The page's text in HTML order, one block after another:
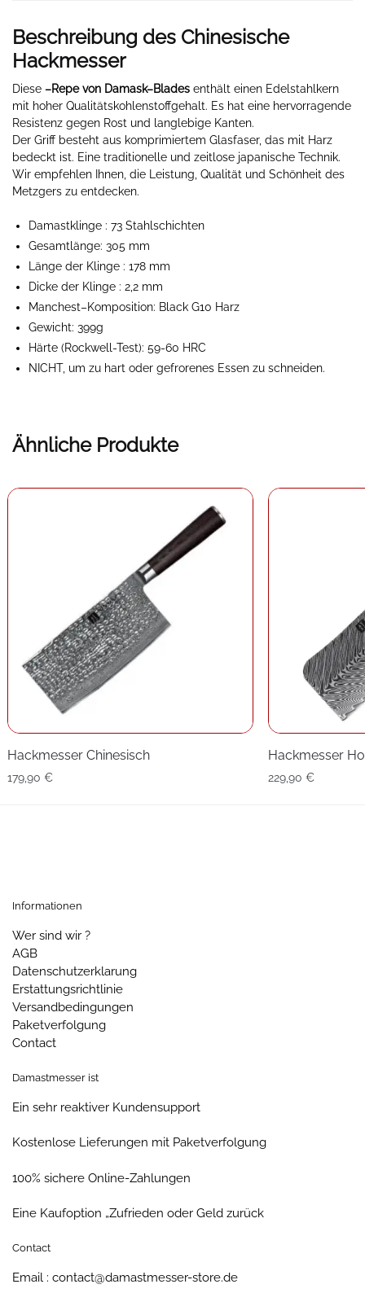
Beschreibung des Chinesische
Hackmesser
Diese –Repe von Damask–Blades enthält einen Edelstahlkern
mit hoher Qualitätskohlenstoffgehalt. Es hat eine hervorragende
Resistenz gegen Rost und langlebige Kanten.
Der Griff besteht aus komprimiertem Glasfaser, das mit Harz
bedeckt ist. Eine traditionelle und zeitlose japanische Technik.
Wir empfehlen Ihnen, die Leistung, Qualität und Schönheit des
Metzgers zu entdecken.
Damastklinge : 73 Stahlschichten
Gesamtlänge: 305 mm
Länge der Klinge : 178 mm
Dicke der Klinge : 2,2 mm
Manchest–Komposition: Black G10 Harz
Gewicht: 399g
Härte (Rockwell-Test): 59-60 HRC
NICHT, um zu hart oder gefrorenes Essen zu schneiden.
Ähnliche Produkte
Hackmesser Chinesisch
179,90 €
Hackmesser
229,90 €
Informationen
Wer sind wir ?
AGB
Datenschutzerklarung
Erstattungsrichtlinie
Versandbedingungen
Paketverfolgung
Contact
Damastmesser ist
Ein sehr reaktiver Kundensupport
Kostenlose Lieferungen mit Paketverfolgung
100% sichere Online-Zahlungen
Eine Kaufoption „Zufrieden oder Geld zurück
Contact
Email : contact@damastmesser-store.de